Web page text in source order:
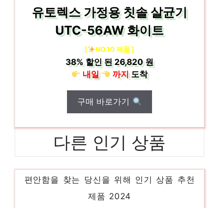
유토렉스 가정용 칫솔 살균기
UTC-56AW 화이트
[ NO.10 제품 ]
38%할인 된26,820 원
내일
까지도착
구매 바로가기
다른 인기 상품
로랜텍 림피오 휴대폰 케이스
편안함을 찾는 당신을 위해 인기 상품 추천